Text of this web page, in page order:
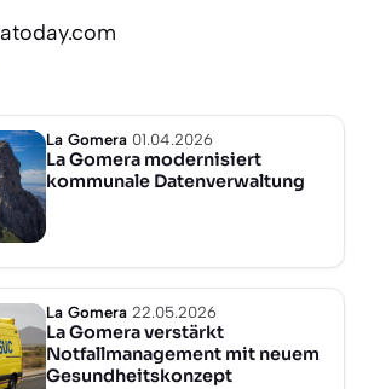
La Gomera 01.04.2026
La Gomera modernisiert
kommunale Datenverwaltung
La Gomera 22.05.2026
La Gomera verstärkt
Notfallmanagement mit neuem
Gesundheitskonzept